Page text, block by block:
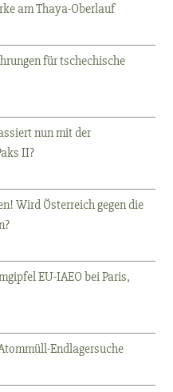
am Thaya-Oberlauf
für tschechische
nun mit der
II?
Wird Österreich gegen die
EU-IAEO bei Paris,
Endlagersuche